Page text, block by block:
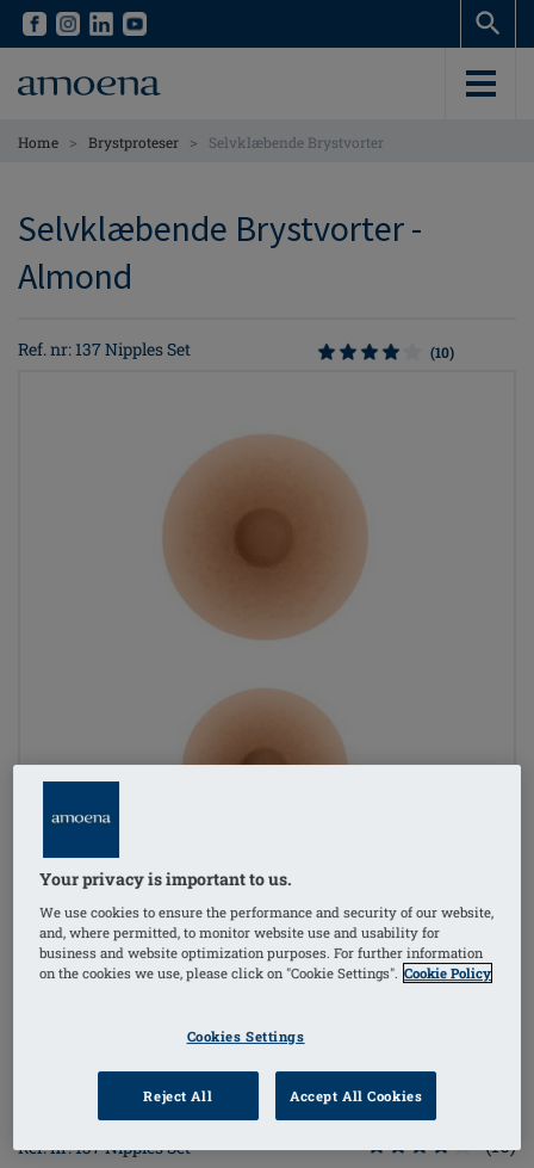
Skip
content
Skip
content
Home > Brystproteser > Selvklæbende Brystvorter
Selvklæbende Brystvorter -
Almond
Ref. nr: 137 Nipples Set (10)
Ref. nr: 137 Nipples Set
(10)
Your privacy is important to us.
We use cookies to ensure the performance and security of our website,
and, where permitted, to monitor website use and usability for
business and website optimization purposes. For further information
on the cookies we use, please click on "Cookie Settings". Cookie Policy
Cookies Settings
Reject All Accept All Cookies